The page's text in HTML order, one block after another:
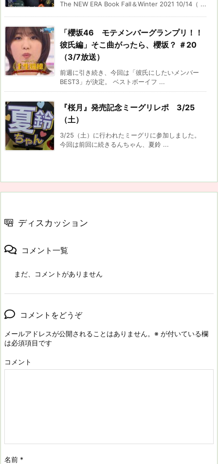
The NEW ERA Book Fall＆Winter 2021 10/14（ ...
「櫻坂46 モテメンバーグランプリ！！
彼氏編」そこ曲がったら、櫻坂？ ＃20
（3/7放送）
前週に引き続き、今回は「彼氏にしたいメンバー
BEST3」が決定。 ベストボーイフ ...
『桜月』発売記念ミーグリレポ 3/25
（土）
3/25（土）に行われたミーグリに参加しました。
今回は前回に続きるんちゃん、夏鈴 ...
ディスカッション
コメント一覧
まだ、コメントがありません
コメントをどうぞ
メールアドレスが公開されることはありません。 ※ が付いている欄
は必須項目です
コメント
名前 *